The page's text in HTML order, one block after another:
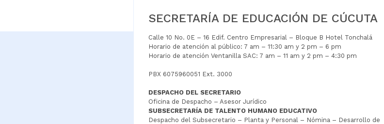
SECRETARÍA DE EDUCACIÓN DE CÚCUTA
Calle 10 No. 0E – 16 Edif. Centro Empresarial – Bloque B Hotel Tonchalá
Horario de atención al público: 7 am – 11:30 am y 2 pm – 6 pm
Horario de atención Ventanilla SAC: 7 am – 11 am y 2 pm – 4:30 pm
PBX 6075960051 Ext. 3000
DESPACHO DEL SECRETARIO
Oficina de Despacho – Asesor Jurídico
SUBSECRETARÍA DE TALENTO HUMANO EDUCATIVO
Despacho del Subsecretario – Planta y Personal – Nómina – Desarrollo de